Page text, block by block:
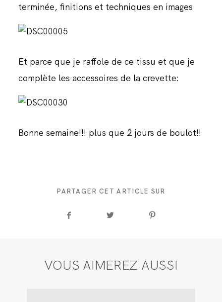
terminée, finitions et techniques en images
Et parce que je raffole de ce tissu et que je
complète les accessoires de la crevette:
Bonne semaine!!! plus que 2 jours de boulot!!
PARTAGER CET ARTICLE SUR
VOUS AIMEREZ AUSSI